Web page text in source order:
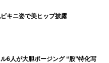
キニ姿で美ヒップ披露
6人が大胆ポージング “股”特化写